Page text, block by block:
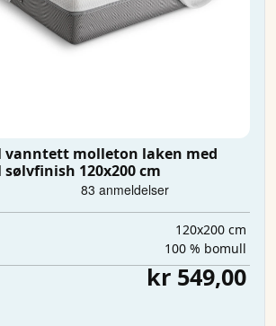
vanntett molleton laken med
120x200 cm
120x200 cm
100 % bomull
kr 549,00